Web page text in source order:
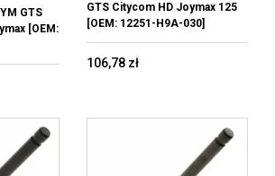
GTS
[OEM:
GTS Citycom HD Joymax 125
[OEM: 12251-H9A-030]
106,78 zł